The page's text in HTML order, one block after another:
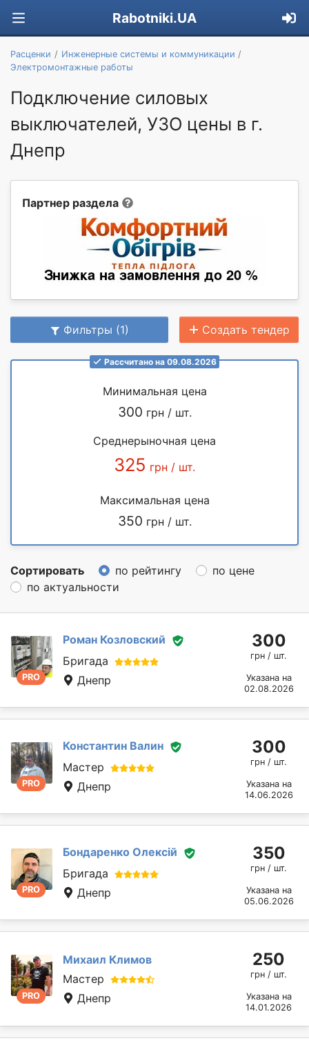
Rabotniki.UA
Расценки
Инженерные системы и коммуникации
Электромонтажные работы
Подключение силовых
выключателей, УЗО цены в г.
Днепр
Партнер раздела
Фильтры (1) Создать тендер
Рассчитано на 09.08.2026
Минимальная цена
300 грн / шт.
Среднерыночная цена
325 грн / шт.
Максимальная цена
350 грн / шт.
Сортировать по рейтингу
по цене
по актуальности
PRO
Роман Козловский
Бригада
Днепр
300
грн / шт.
Указана на
02.08.2026
PRO
Константин Валин
Мастер
Днепр
300
грн / шт.
Указана на
14.06.2026
PRO
Бондаренко Олексій
Бригада
Днепр
350
грн / шт.
Указана на
05.06.2026
PRO
Михаил Климов
Мастер
Днепр
250
грн / шт.
Указана на
14.01.2026